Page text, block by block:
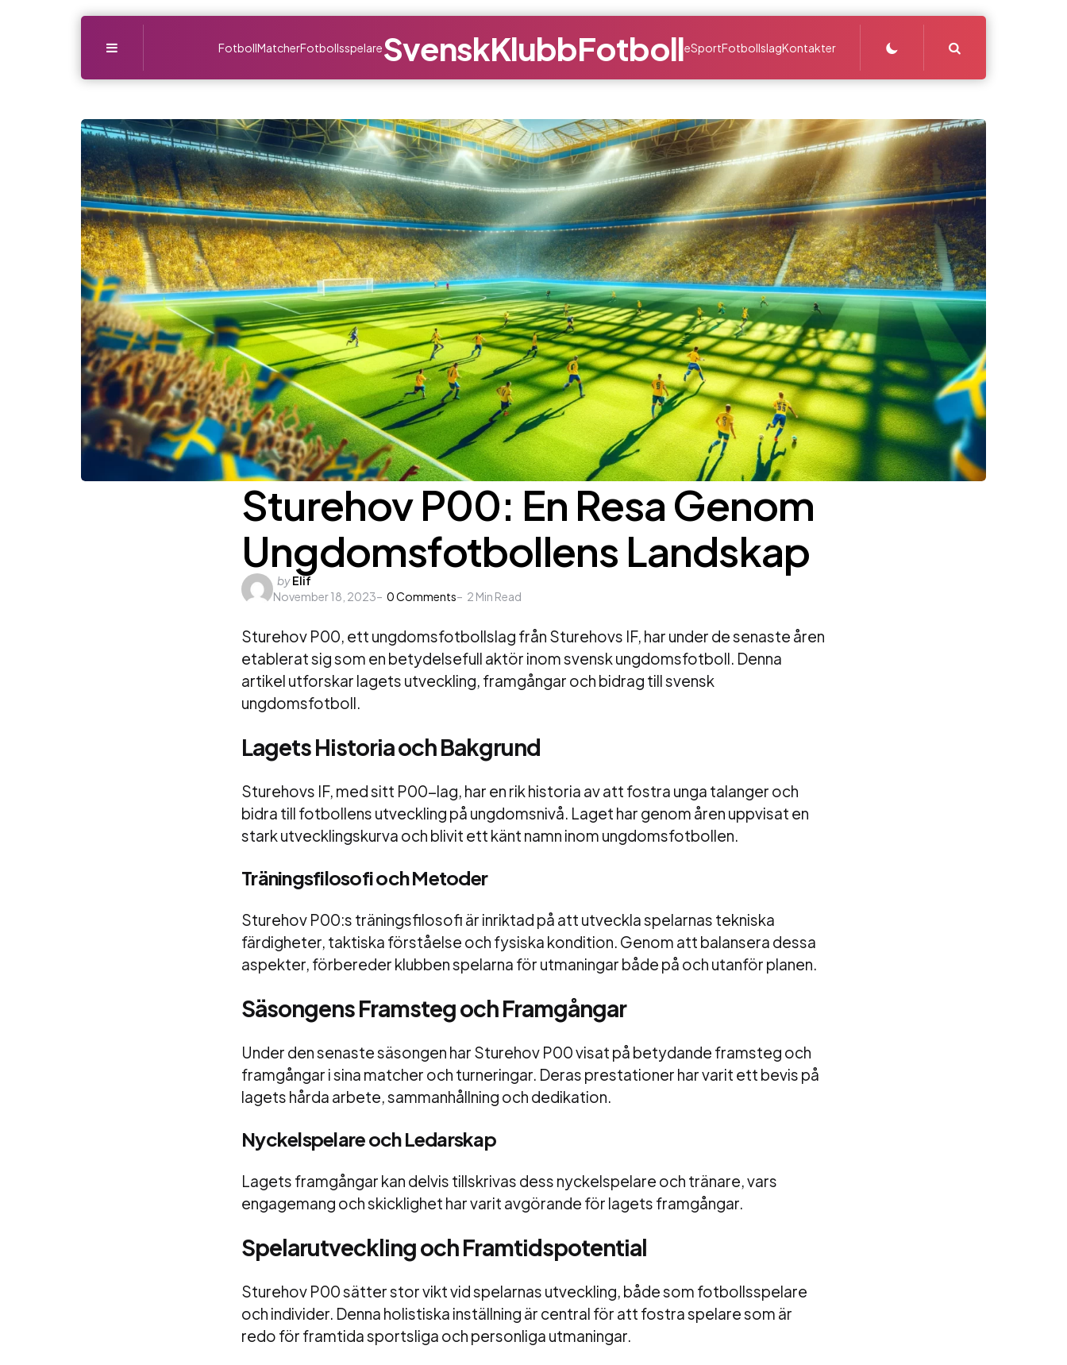
FotbollMatcherFotbollsspelareSvenskKlubbFotbolleSportFotbollslagKontakter
Sturehov P00: En Resa Genom
Ungdomsfotbollens Landskap
Posted
by
byElif
November 18, 2023
0Comments 2 Min Read
Sturehov P00, ett ungdomsfotbollslag från Sturehovs IF, har under de senaste åren
etablerat sig som en betydelsefull aktör inom svensk ungdomsfotboll. Denna
artikel utforskar lagets utveckling, framgångar och bidrag till svensk
ungdomsfotboll.
Lagets Historia och Bakgrund
Sturehovs IF, med sitt P00-lag, har en rik historia av att fostra unga talanger och
bidra till fotbollens utveckling på ungdomsnivå. Laget har genom åren uppvisat en
stark utvecklingskurva och blivit ett känt namn inom ungdomsfotbollen.
Träningsfilosofi och Metoder
Sturehov P00:s träningsfilosofi är inriktad på att utveckla spelarnas tekniska
färdigheter, taktiska förståelse och fysiska kondition. Genom att balansera dessa
aspekter, förbereder klubben spelarna för utmaningar både på och utanför planen.
Säsongens Framsteg och Framgångar
Under den senaste säsongen har Sturehov P00 visat på betydande framsteg och
framgångar i sina matcher och turneringar. Deras prestationer har varit ett bevis på
lagets hårda arbete, sammanhållning och dedikation.
Nyckelspelare och Ledarskap
Lagets framgångar kan delvis tillskrivas dess nyckelspelare och tränare, vars
engagemang och skicklighet har varit avgörande för lagets framgångar.
Spelarutveckling och Framtidspotential
Sturehov P00 sätter stor vikt vid spelarnas utveckling, både som fotbollsspelare
och individer. Denna holistiska inställning är central för att fostra spelare som är
redo för framtida sportsliga och personliga utmaningar.